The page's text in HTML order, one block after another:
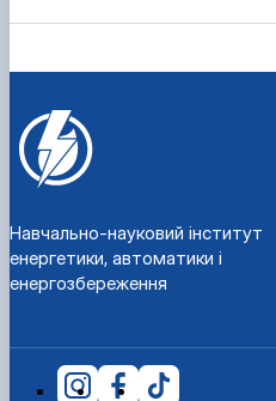
Навчально-науковий інститут
енергетики, автоматики і
енергозбереження